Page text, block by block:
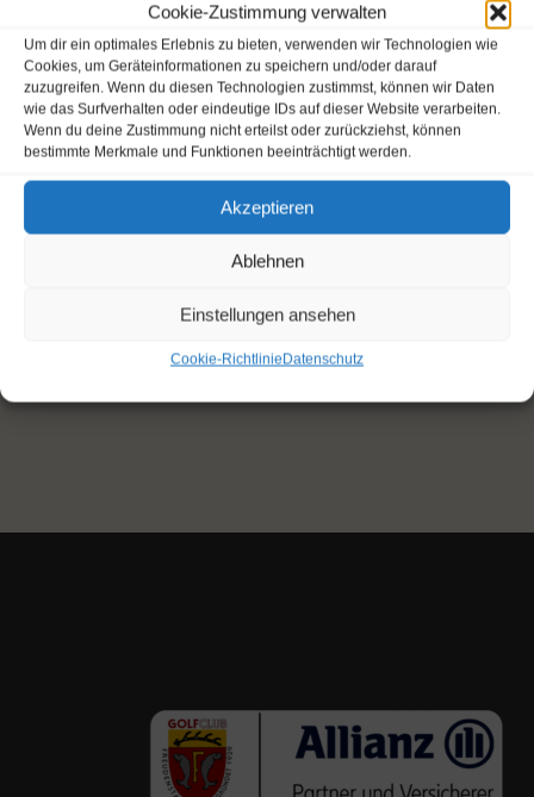
Cookie-Zustimmung verwalten
Um dir ein optimales Erlebnis zu bieten, verwenden wir Technologien wie
Cookies, um Geräteinformationen zu speichern und/oder darauf
zuzugreifen. Wenn du diesen Technologien zustimmst, können wir Daten
wie das Surfverhalten oder eindeutige IDs auf dieser Website verarbeiten.
Wenn du deine Zustimmung nicht erteilst oder zurückziehst, können
bestimmte Merkmale und Funktionen beeinträchtigt werden.
Akzeptieren
Ablehnen
Einstellungen ansehen
Cookie-RichtlinieDatenschutz